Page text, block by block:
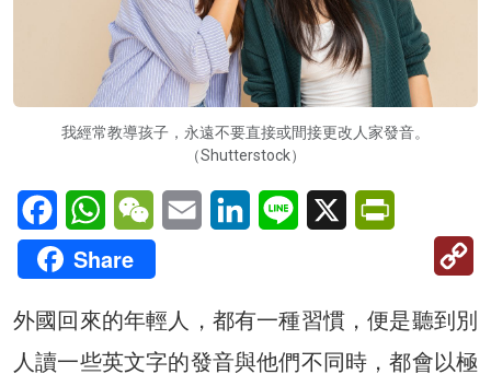
我經常教導孩子，永遠不要直接或間接更改人家發音。
（Shutterstock）
FacebookWhatsAppWeChatEmail LinkedInLine X
Share
外國回來的年輕人，都有一種習慣，便是聽到別
人讀一些英文字的發音與他們不同時，都會以極